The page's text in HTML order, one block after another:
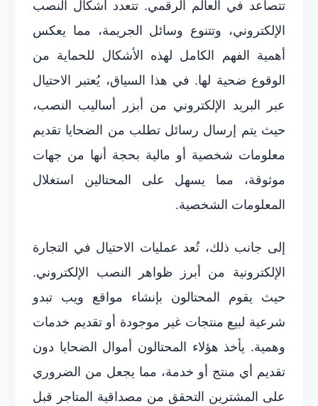
تتصاعد في العالم الرقمي. تتعدد أشكال النصب
الإلكتروني، وتتنوع وسائل الجريمة، مما يعكس
أهمية الفهم الكامل لهذه الأشكال للحماية من
الوقوع ضحية لها. في هذا السياق، يُعتبر الاحتيال
عبر البريد الإلكتروني من أبزر أساليب النصب،
حيث يتم إرسال رسائل تطلب من الضحايا تقديم
معلومات شخصية أو مالية بحجة أنها من جهات
موثوقة، مما يسهل على المحتالين استغلال
المعلومات الشخصية.
إلى جانب ذلك، تُعد عمليات الاحتيال في التجارة
الإلكترونية من أبرز ظواهر النصب الإلكتروني.
حيث يقوم المحتالون بإنشاء مواقع ويب تبدو
شرعية لبيع منتجات غير موجودة أو تقديم خدمات
وهمية. يأخذ هؤلاء المحتالون أموال الضحايا دون
تقديم أي منتج أو خدمة، مما يجعل من الضروري
على المشترين التحقق من مصداقية المتاجر قبل